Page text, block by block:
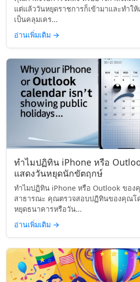
แต่แล้ววันหยุดราชการก็เข้ามาและทำใ
เป็นคลุมเคร...
อ่านเพิ่มเติม →
ทำไมปฏิทิน iPhone หรือ
แสดงวันหยุดนักขัตฤกษ์
ทำไมปฏิทิน iPhone หรือ Outlook ของ
สาธารณะ คุณตรวจสอบปฏิทินของคุณโ
หยุดธนาคารหรือวัน...
อ่านเพิ่มเติม →